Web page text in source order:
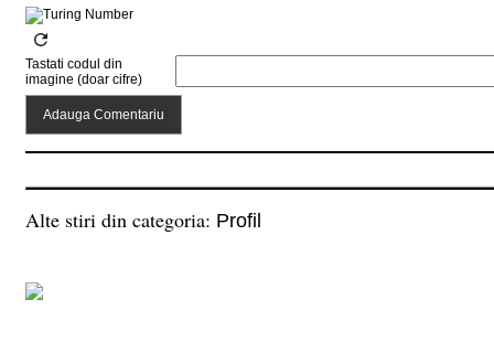
Tastati codul din
imagine (doar cifre)
Alte stiri din categoria: Profil